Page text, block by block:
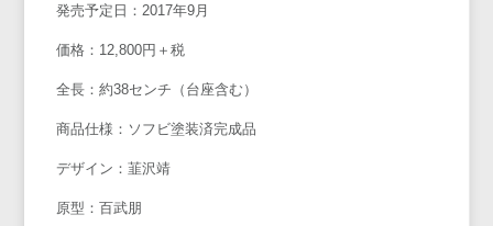
発売予定日：2017年9月
価格：12,800円＋税
全長：約38センチ（台座含む）
商品仕様：ソフビ塗装済完成品
デザイン：韮沢靖
原型：百武朋